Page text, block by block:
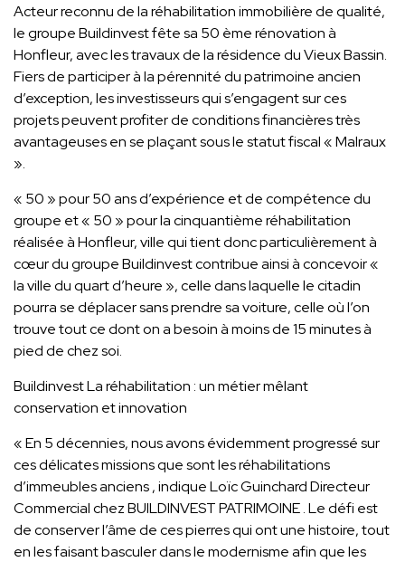
Acteur reconnu de la réhabilitation immobilière de qualité,
le groupe Buildinvest fête sa 50 ème rénovation à
Honfleur, avec les travaux de la résidence du Vieux Bassin.
Fiers de participer à la pérennité du patrimoine ancien
d’exception, les investisseurs qui s’engagent sur ces
projets peuvent profiter de conditions financières très
avantageuses en se plaçant sous le statut fiscal « Malraux
».
« 50 » pour 50 ans d’expérience et de compétence du
groupe et « 50 » pour la cinquantième réhabilitation
réalisée à Honfleur, ville qui tient donc particulièrement à
cœur du groupe Buildinvest contribue ainsi à concevoir «
la ville du quart d’heure », celle dans laquelle le citadin
pourra se déplacer sans prendre sa voiture, celle où l’on
trouve tout ce dont on a besoin à moins de 15 minutes à
pied de chez soi.
Buildinvest La réhabilitation : un métier mêlant
conservation et innovation
« En 5 décennies, nous avons évidemment progressé sur
ces délicates missions que sont les réhabilitations
d’immeubles anciens , indique Loïc Guinchard Directeur
Commercial chez BUILDINVEST PATRIMOINE . Le défi est
de conserver l’âme de ces pierres qui ont une histoire, tout
en les faisant basculer dans le modernisme afin que les